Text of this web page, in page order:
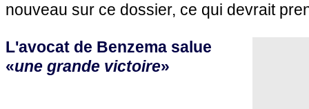
nouveau sur ce dossier, ce qui devrait
L'avocat de Benzema salue
«une grande victoire»